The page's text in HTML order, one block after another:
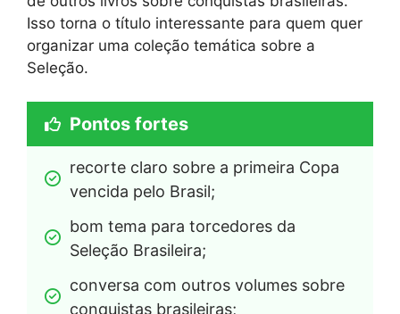
Isso torna o título interessante para quem quer
organizar uma coleção temática sobre a
Seleção.
Pontos fortes
recorte claro sobre a primeira Copa
vencida pelo Brasil;
bom tema para torcedores da
Seleção Brasileira;
conversa com outros volumes sobre
conquistas brasileiras;